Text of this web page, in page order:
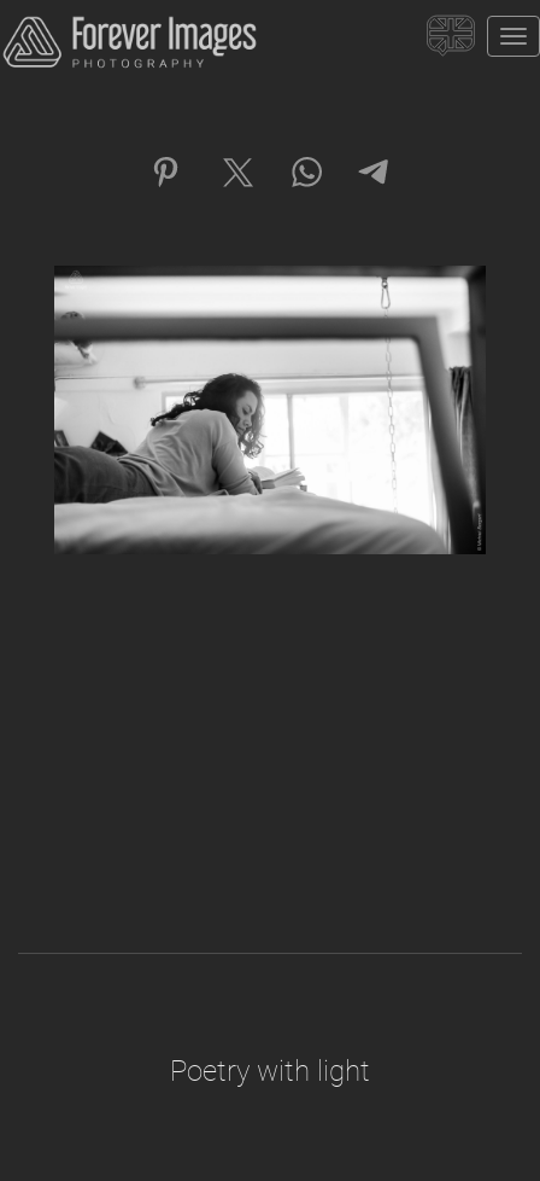
Poetry with light